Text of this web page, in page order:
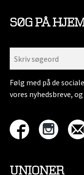
SØG PÅ
Følg med på de
vores nyhedsbreve,
UNIONER